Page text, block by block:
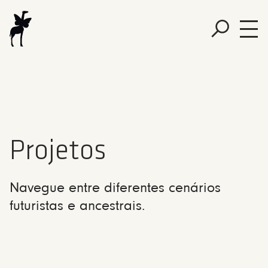
Projetos
Navegue entre diferentes cenários
futuristas e ancestrais.